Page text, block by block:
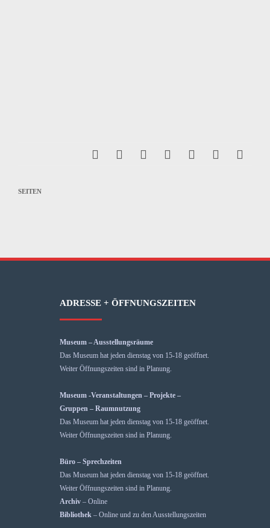
SEITEN
ADRESSE + ÖFFNUNGSZEITEN
Museum – Ausstellungsräume
Das Museum hat jeden dienstag von 15-18 geöffnet.
Weiter Öffnungszeiten sind in Planung.
Museum -Veranstaltungen – Projekte –
Gruppen – Raumnutzung
Das Museum hat jeden dienstag von 15-18 geöffnet.
Weiter Öffnungszeiten sind in Planung.
Büro – Sprechzeiten
Das Museum hat jeden dienstag von 15-18 geöffnet.
Weiter Öffnungszeiten sind in Planung.
Archiv – Online
Bibliothek – Online und zu den Ausstellungszeiten